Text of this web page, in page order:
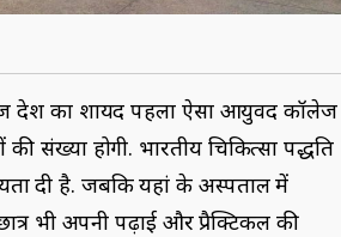
देश का शायद पहला ऐसा आयुर्वेद कॉलेज
संख्या होगी. भारतीय चिकित्सा पद्धति
दी है. जबकि यहां के अस्पताल में
भी अपनी पढ़ाई और प्रैक्टिकल की